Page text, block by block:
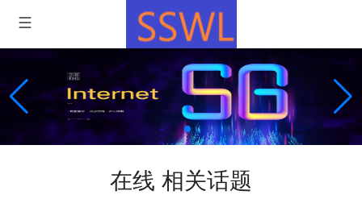
在线 相关话题